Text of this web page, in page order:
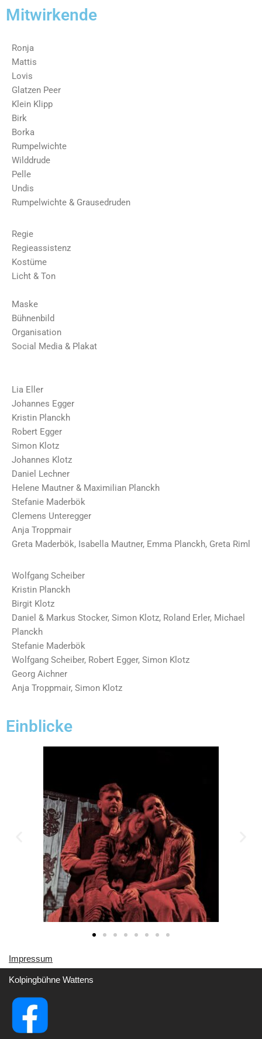
Mitwirkende
Ronja
Mattis
Lovis
Glatzen Peer
Klein Klipp
Birk
Borka
Rumpelwichte
Wilddrude
Pelle
Undis
Rumpelwichte & Grausedruden
Regie
Regieassistenz
Kostüme
Licht & Ton
Maske
Bühnenbild
Organisation
Social Media & Plakat
Lia Eller
Johannes Egger
Kristin Planckh
Robert Egger
Simon Klotz
Johannes Klotz
Daniel Lechner
Helene Mautner & Maximilian Planckh
Stefanie Maderbök
Clemens Unteregger
Anja Troppmair
Greta Maderbök, Isabella Mautner, Emma Planckh, Greta Riml
Wolfgang Scheiber
Kristin Planckh
Birgit Klotz
Daniel & Markus Stocker, Simon Klotz, Roland Erler, Michael
Planckh
Stefanie Maderbök
Wolfgang Scheiber, Robert Egger, Simon Klotz
Georg Aichner
Anja Troppmair, Simon Klotz
Einblicke
Impressum
Kolpingbühne Wattens